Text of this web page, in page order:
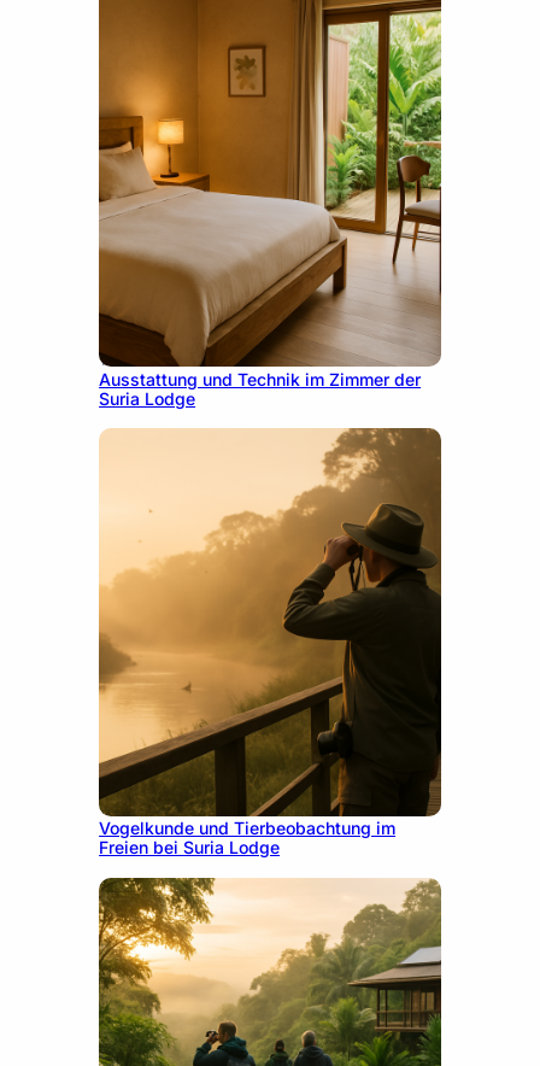
10. Dezember 2025
Ausstattung und Technik im Zimmer der
Suria Lodge
10. Dezember 2025
Vogelkunde und Tierbeobachtung im
Freien bei Suria Lodge